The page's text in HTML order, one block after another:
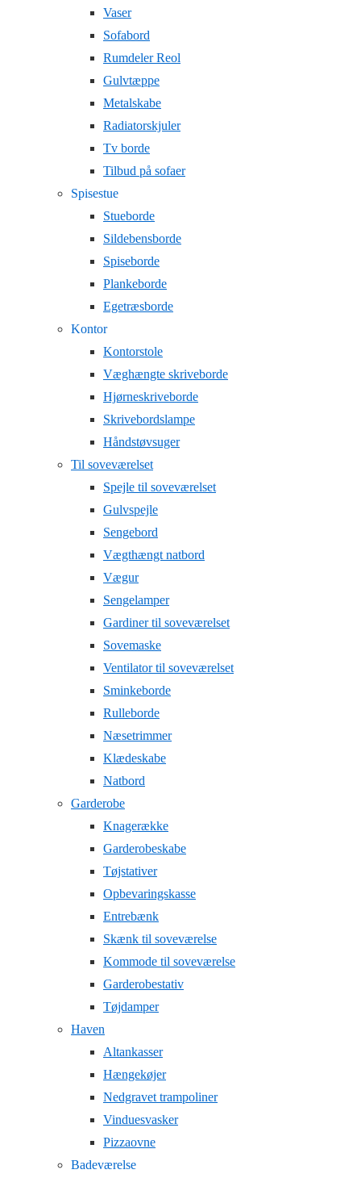
Vaser
Sofabord
Rumdeler Reol
Gulvtæppe
Metalskabe
Radiatorskjuler
Tv borde
Tilbud på sofaer
Spisestue
Stueborde
Sildebensborde
Spiseborde
Plankeborde
Egetræsborde
Kontor
Kontorstole
Væghængte skriveborde
Hjørneskriveborde
Skrivebordslampe
Håndstøvsuger
Til soveværelset
Spejle til soveværelset
Gulvspejle
Sengebord
Vægthængt natbord
Vægur
Sengelamper
Gardiner til soveværelset
Sovemaske
Ventilator til soveværelset
Sminkeborde
Rulleborde
Næsetrimmer
Klædeskabe
Natbord
Garderobe
Knagerække
Garderobeskabe
Tøjstativer
Opbevaringskasse
Entrebænk
Skænk til soveværelse
Kommode til soveværelse
Garderobestativ
Tøjdamper
Haven
Altankasser
Hængekøjer
Nedgravet trampoliner
Vinduesvasker
Pizzaovne
Badeværelse